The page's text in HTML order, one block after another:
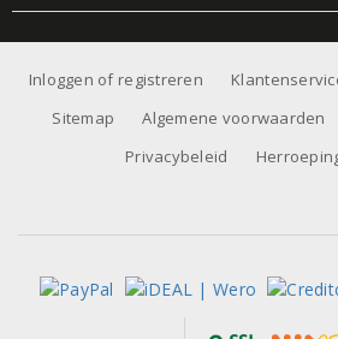
Inloggen of registreren
Sitemap
Algemene voorwaarden
Privacybeleid